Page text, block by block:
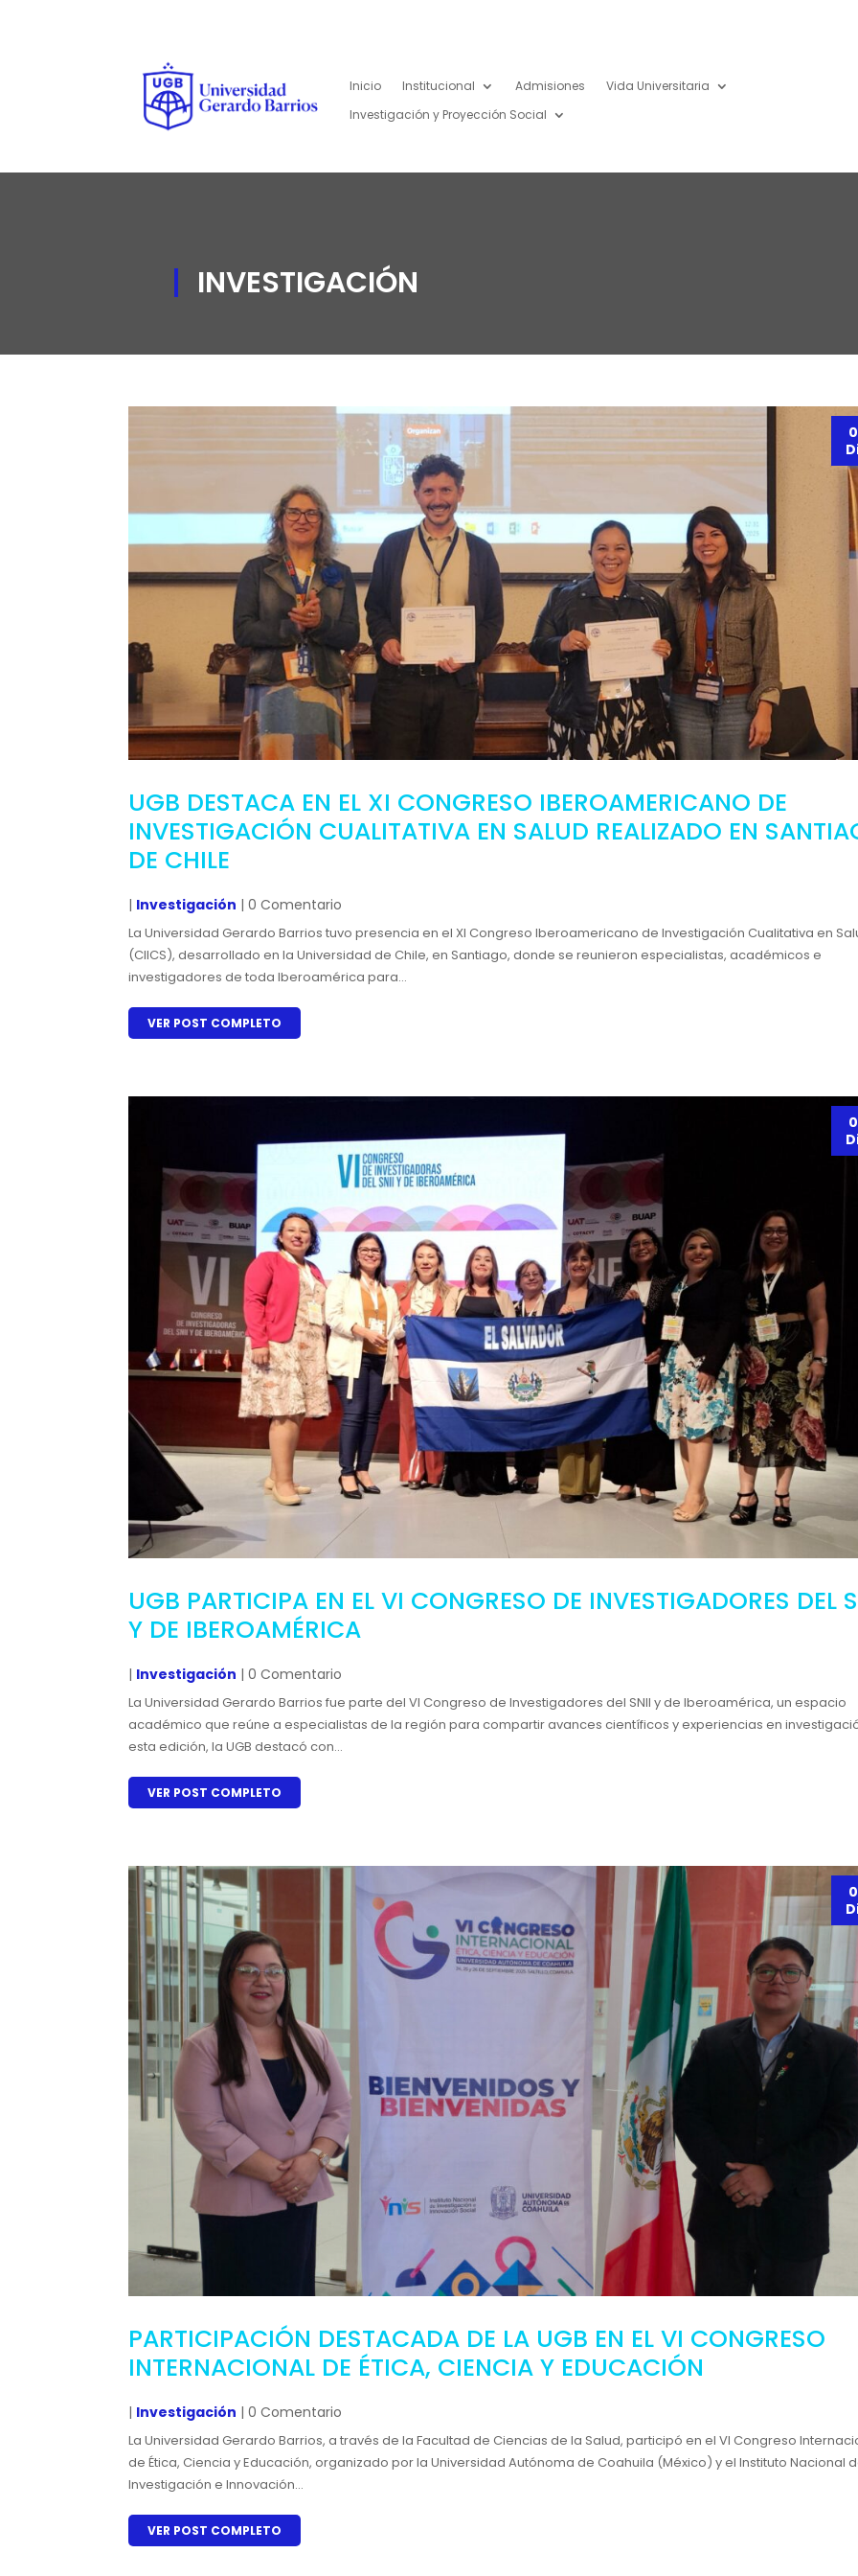
Inicio Institucional Admisiones
Vida Universitaria
Investigación y Proyección Social
INVESTIGACIÓN
UGB DESTACA EN EL XI CONGRESO IBEROAMERICANO DE
INVESTIGACIÓN CUALITATIVA EN SALUD REALIZADO EN
DE CHILE
| Investigación | 0 Comentario
La Universidad Gerardo Barrios tuvo presencia en el XI Congreso Iberoamericano de Investigación Cualitativa en
(CIICS), desarrollado en la Universidad de Chile, en Santiago, donde se reunieron especialistas, académicos e
investigadores de toda Iberoamérica para...
VER POST COMPLETO
UGB PARTICIPA EN EL VI CONGRESO DE INVESTIGADORES DEL
Y DE IBEROAMÉRICA
| Investigación | 0 Comentario
La Universidad Gerardo Barrios fue parte del VI Congreso de Investigadores del SNII y de Iberoamérica, un espacio
académico que reúne a especialistas de la región para compartir avances científicos y experiencias en
esta edición, la UGB destacó con...
VER POST COMPLETO
PARTICIPACIÓN DESTACADA DE LA UGB EN EL VI CONGRESO
INTERNACIONAL DE ÉTICA, CIENCIA Y EDUCACIÓN
| Investigación | 0 Comentario
La Universidad Gerardo Barrios, a través de la Facultad de Ciencias de la Salud, participó en el VI Congreso
de Ética, Ciencia y Educación, organizado por la Universidad Autónoma de Coahuila (México) y el Instituto Nacional
Investigación e Innovación...
VER POST COMPLETO